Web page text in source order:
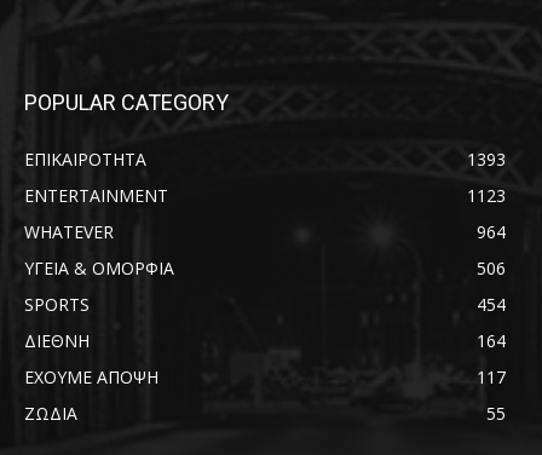
POPULAR CATEGORY
ΕΠΙΚΑΙΡΟΤΗΤΑ
1393
ENTERTAINMENT
1123
WHATEVER
964
ΥΓΕΙΑ & ΟΜΟΡΦΙΑ
506
SPORTS
454
ΔΙΕΘΝΗ
164
ΕΧΟΥΜΕ ΑΠΟΨΗ
117
ΖΩΔΙΑ
55